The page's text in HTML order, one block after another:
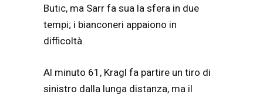
Butic, ma Sarr fa sua la sfera in due
tempi; i bianconeri appaiono in
difficoltà.
Al minuto 61, Kragl fa partire un tiro di
sinistro dalla lunga distanza, ma il